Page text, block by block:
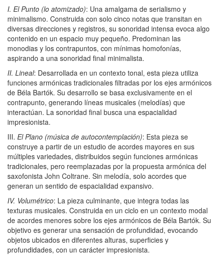
I. El Punto (lo atomizado): Una amalgama de serialismo y
minimalismo. Construida con solo cinco notas que transitan en
diversas direcciones y registros, su sonoridad intensa evoca algo
contenido en un espacio muy pequeño. Predominan las
monodias y los contrapuntos, con mínimas homofonías,
aspirando a una sonoridad final minimalista.
II. Lineal: Desarrollada en un contexto tonal, esta pieza utiliza
funciones armónicas tradicionales filtradas por los ejes armónicos
de Béla Bartók. Su desarrollo se basa exclusivamente en el
contrapunto, generando líneas musicales (melodías) que
interactúan. La sonoridad final busca una espacialidad
impresionista.
III. El Plano (música de autocontemplación): Esta pieza se
construye a partir de un estudio de acordes mayores en sus
múltiples variedades, distribuidos según funciones armónicas
tradicionales, pero reemplazadas por la propuesta armónica del
saxofonista John Coltrane. Sin melodía, solo acordes que
generan un sentido de espacialidad expansivo.
IV. Volumétrico: La pieza culminante, que integra todas las
texturas musicales. Construida en un ciclo en un contexto modal
de acordes menores sobre los ejes armónicos de Béla Bartók. Su
objetivo es generar una sensación de profundidad, evocando
objetos ubicados en diferentes alturas, superficies y
profundidades, con un carácter impresionista.